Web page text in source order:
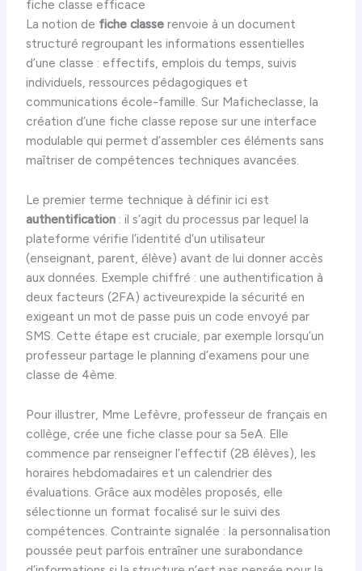
fiche classe efficace
La notion de fiche classe renvoie à un document
structuré regroupant les informations essentielles
d’une classe : effectifs, emplois du temps, suivis
individuels, ressources pédagogiques et
communications école-famille. Sur Maficheclasse, la
création d’une fiche classe repose sur une interface
modulable qui permet d’assembler ces éléments sans
maîtriser de compétences techniques avancées.
Le premier terme technique à définir ici est
authentification : il s’agit du processus par lequel la
plateforme vérifie l’identité d’un utilisateur
(enseignant, parent, élève) avant de lui donner accès
aux données. Exemple chiffré : une authentification à
deux facteurs (2FA) activeurexpide la sécurité en
exigeant un mot de passe puis un code envoyé par
SMS. Cette étape est cruciale, par exemple lorsqu’un
professeur partage le planning d’examens pour une
classe de 4ème.
Pour illustrer, Mme Lefèvre, professeur de français en
collège, crée une fiche classe pour sa 5eA. Elle
commence par renseigner l’effectif (28 élèves), les
horaires hebdomadaires et un calendrier des
évaluations. Grâce aux modèles proposés, elle
sélectionne un format focalisé sur le suivi des
compétences. Contrainte signalée : la personnalisation
poussée peut parfois entraîner une surabondance